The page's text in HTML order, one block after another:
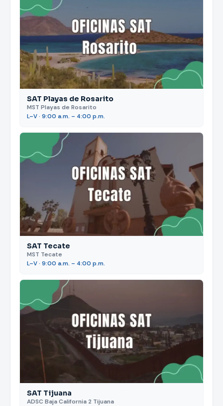
SAT Playas de Rosarito
MST Playas de Rosarito
L–V · 9:00 a.m. – 4:00 p.m.
SAT Tecate
MST Tecate
L–V · 9:00 a.m. – 4:00 p.m.
SAT Tijuana
ADSC Baja California 2 Tijuana